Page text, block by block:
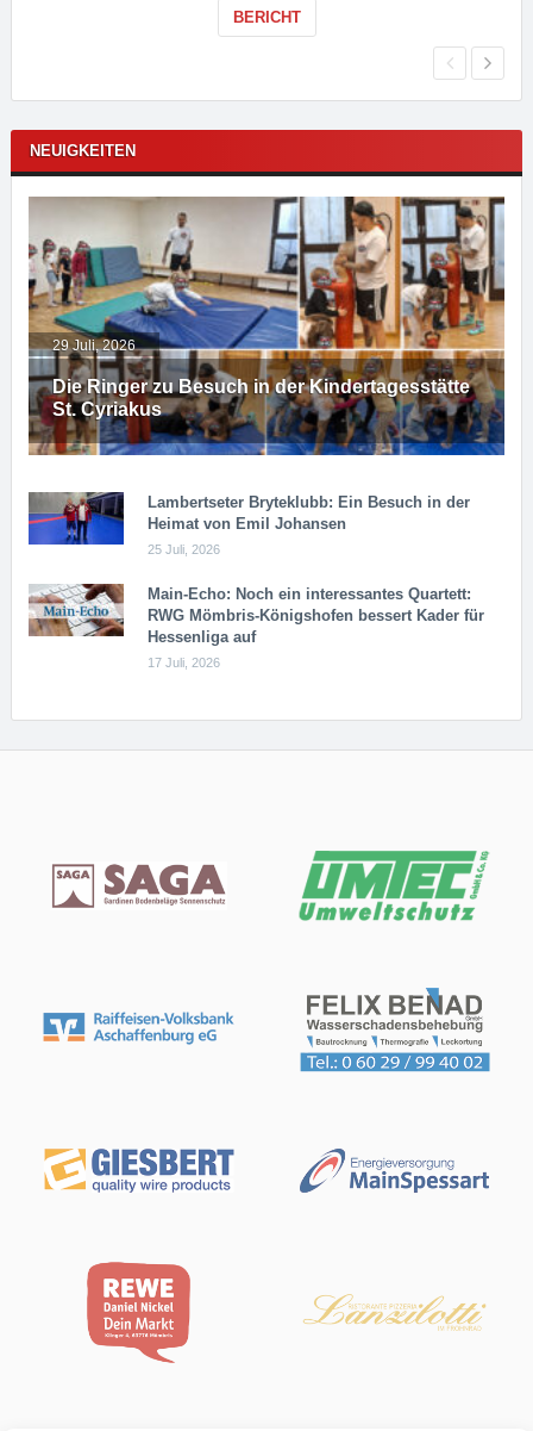
BERICHT
NEUIGKEITEN
Die Ringer zu Besuch in der Kindertagesstätte
St. Cyriakus
29 Juli, 2026
Lambertseter Bryteklubb: Ein Besuch in der
Heimat von Emil Johansen
25 Juli, 2026
Main-Echo: Noch ein in­ter­es­san­tes Quar­tett:
RWG Möm­b­ris-Kö­n­igs­ho­fen bessert Kader für
Hessenliga auf
17 Juli, 2026